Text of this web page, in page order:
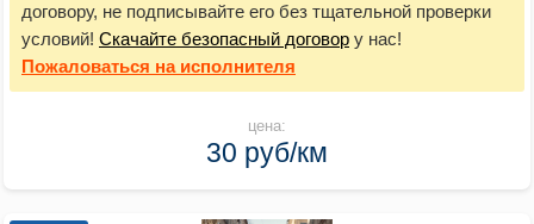
договору, не подписывайте его без тщательной проверки
условий! Скачайте безопасный договор у нас!
Пожаловаться на исполнителя
цена:
30 руб/км